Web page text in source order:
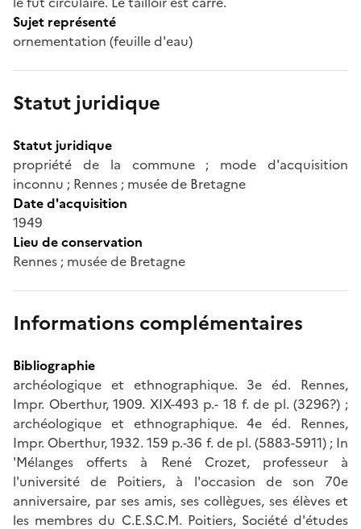
Sujet représenté
ornementation (feuille d'eau)
Statut juridique
Statut juridique
propriété de la commune ; mode d'acquisition
inconnu ; Rennes ; musée de Bretagne
Date d'acquisition
1949
Lieu de conservation
Rennes ; musée de Bretagne
Informations complémentaires
Bibliographie
archéologique et ethnographique. 3e éd. Rennes,
Impr. Oberthur, 1909. XIX-493 p.- 18 f. de pl. (3296?) ;
archéologique et ethnographique. 4e éd. Rennes,
Impr. Oberthur, 1932. 159 p.-36 f. de pl. (5883-5911) ; In
'Mélanges offerts à René Crozet, professeur à
l'université de Poitiers, à l'occasion de son 70e
anniversaire, par ses amis, ses collègues, ses élèves et
les membres du C.E.S.C.M. Poitiers, Société d'études